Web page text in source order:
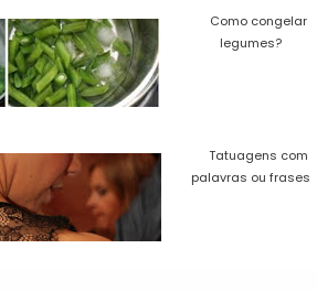
Como congelar
legumes?
Tatuagens com
palavras ou frases